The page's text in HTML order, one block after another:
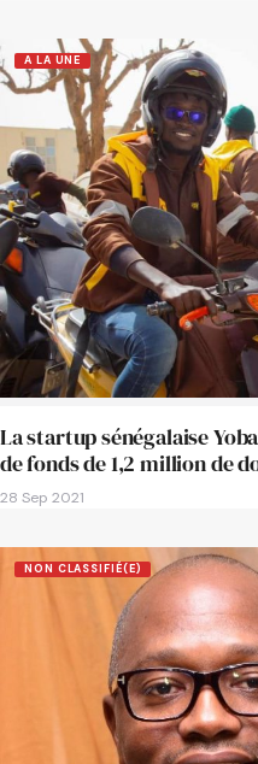
A LA UNE
La startup sénégalaise
de fonds de 1,2 million de
28 Sep 2021
NON CLASSIFIÉ(E)